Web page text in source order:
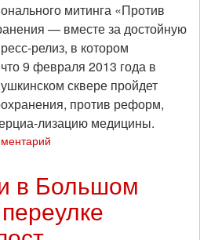
митинга «Против
— вместе за достойную
релиз, в котором
9 февраля 2013 года в
сквере пройдет
против реформ,
лизацию медицины.
в Большом